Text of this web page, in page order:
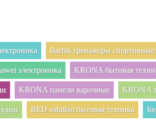
Barfits тренажеры спортивные
электроника KRONA бытовая
KRONA панели варочные KRONA
RED solution бытовая техника